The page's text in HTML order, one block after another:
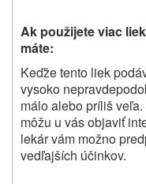
Ak použijete viac
máte:
Keďže tento liek
vysoko
málo alebo príliš
môžu u vás objaviť
lekár vám možno
vedľajších účinkov.